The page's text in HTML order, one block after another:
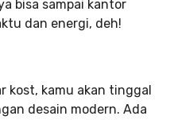
bisa sampai kantor
dan energi, deh!
kost, kamu akan tinggal
desain modern. Ada